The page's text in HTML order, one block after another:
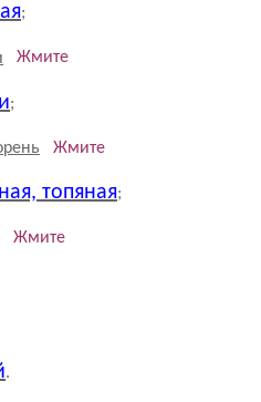
;
Жмите
;
Жмите
топяная;
Жмите
.